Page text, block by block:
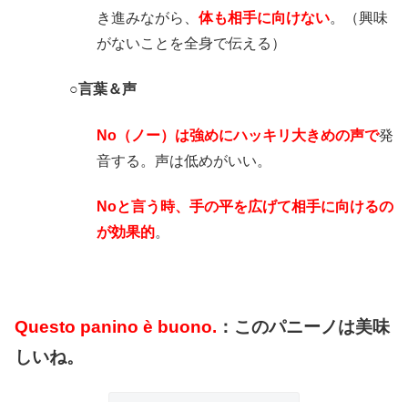
き進みながら、 体も相手に向けない。（興味
がないことを全身で伝える）
○言葉＆声
No（ノー）は強めにハッキリ大きめの声で発
音する。声は低めがいい。
Noと言う時、手の平を広げて相手に向けるの
が効果的。
Questo panino è buono. ：このパニーノは美味
しいね。